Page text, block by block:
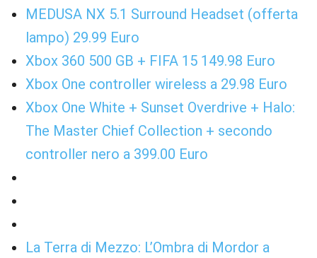
MEDUSA NX 5.1 Surround Headset (offerta
lampo) 29.99 Euro
Xbox 360 500 GB + FIFA 15 149.98 Euro
Xbox One controller wireless a 29.98 Euro
Xbox One White + Sunset Overdrive + Halo:
The Master Chief Collection + secondo
controller nero a 399.00 Euro
La Terra di Mezzo: L’Ombra di Mordor a